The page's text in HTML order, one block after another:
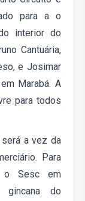
para a o
interior do
Cantuária,
e Josimar
Marabá. A
para todos
a vez da
Para
o Sesc em
gincana do